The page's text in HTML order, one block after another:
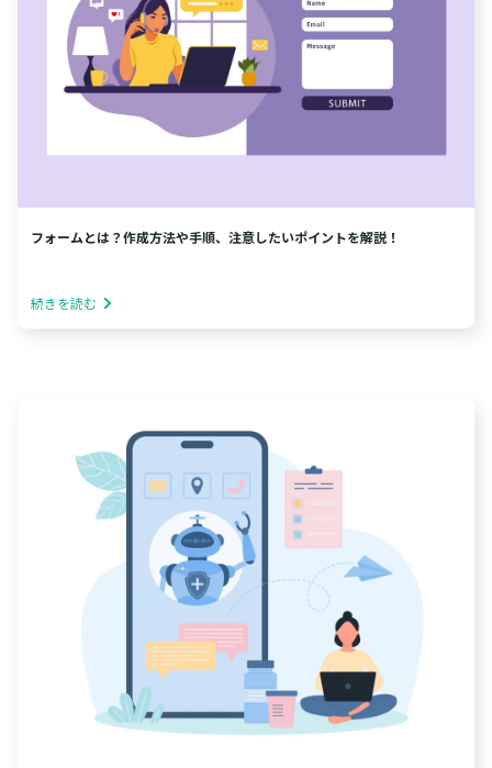
フォームとは？作成方法や手順、注意したいポイントを解説！
続きを読む